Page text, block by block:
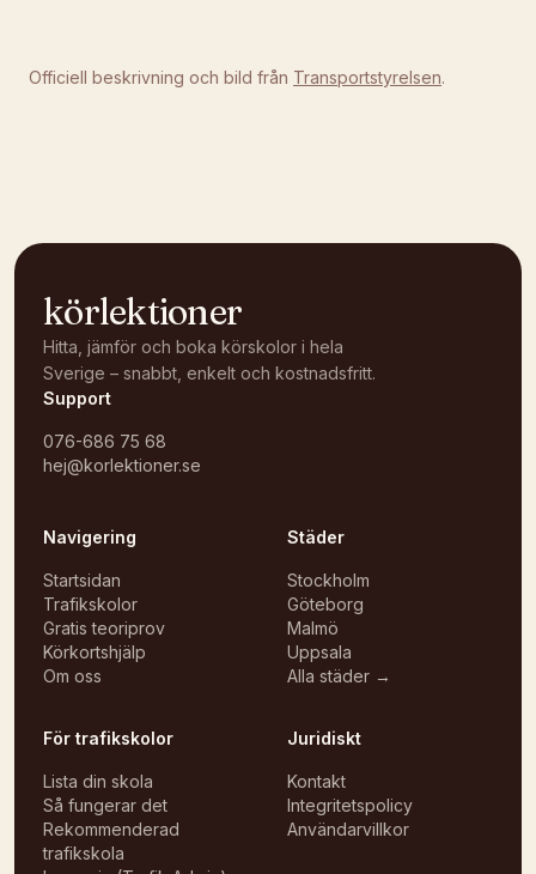
Officiell beskrivning och bild från Transportstyrelsen.
körlektioner
Hitta, jämför och boka körskolor i hela
Sverige – snabbt, enkelt och kostnadsfritt.
Support
076-686 75 68
hej@korlektioner.se
Navigering
Startsidan
Trafikskolor
Gratis teoriprov
Körkortshjälp
Om oss
Städer
Stockholm
Göteborg
Malmö
Uppsala
Alla städer →
För trafikskolor
Lista din skola
Så fungerar det
Rekommenderad
trafikskola
Juridiskt
Kontakt
Integritetspolicy
Användarvillkor